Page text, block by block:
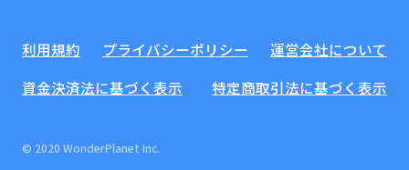
利用規約 プライバシーポリシー
運営会社について
資金決済法に基づく表示
特定商取引法に基づく表示
© 2020 WonderPlanet Inc.